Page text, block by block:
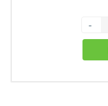
-